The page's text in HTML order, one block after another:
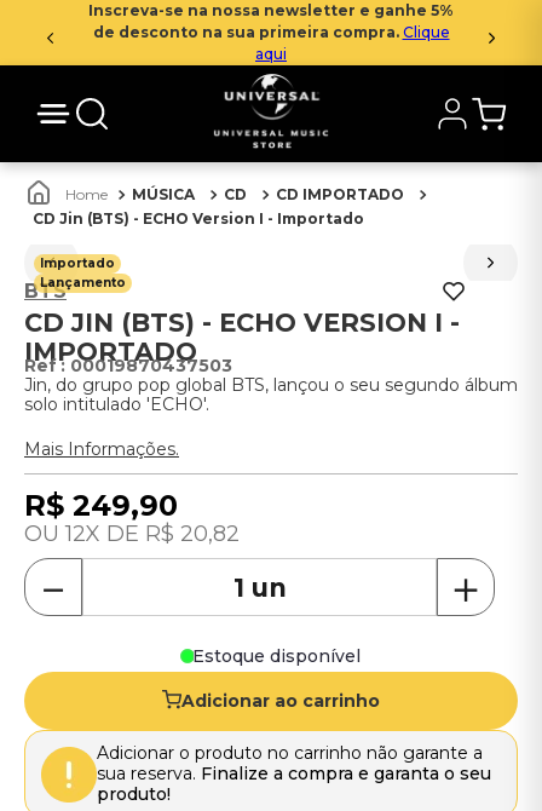
Inscreva-se na nossa newsletter e ganhe 5%
de desconto na sua primeira compra. Clique
aqui
MÚSICA CD
CD IMPORTADO
CD Jin (BTS) - ECHO Version I - Importado
Importado
Lançamento
BTS
CD JIN (BTS) - ECHO VERSION I -
IMPORTADO
: 00019870437503
Jin, do grupo pop global BTS, lançou o seu segundo álbum
solo intitulado 'ECHO'.
Mais Informações.
R$ 249,90
12 R$ 20,82
＋
－
Estoque disponível
Adicionar ao carrinho
Adicionar o produto no carrinho não garante a
sua reserva. Finalize a compra e garanta o seu
produto!